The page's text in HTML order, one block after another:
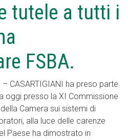
tutele a tutti i
FSBA.
CASARTIGIANI ha preso parte
oggi presso la XI Commissione
Camera sui sistemi di
alla luce delle carenze
Paese ha dimostrato in